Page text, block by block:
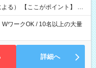
/7.200×2現場＝日給14.400
い方法：日払
い・週払い・月3回払いが選択可能 【試用期間】試用期間なし
る） 【ここがポイント】 ◆
場」が「1時間」で終わった
」のお給料をお支払いします
、高収入を実現可能！
ワークOK / 10名以上の大量
詳細へ